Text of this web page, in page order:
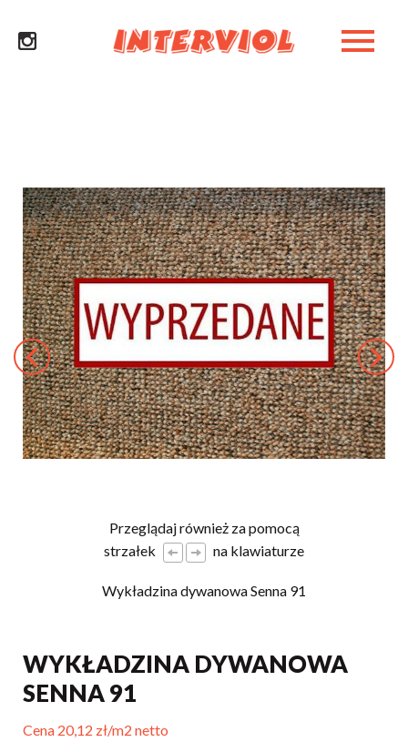
Przeglądaj również za pomocą
strzałek
na klawiaturze
Wykładzina dywanowa Senna 91
WYKŁADZINA DYWANOWA
SENNA 91
Cena 20,12 zł/m2 netto